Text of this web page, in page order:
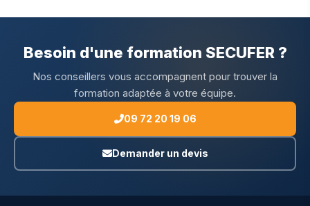
Besoin d'une formation SECUFER ?
Nos conseillers vous accompagnent pour trouver la
formation adaptée à votre équipe.
09 72 20 19 06
Demander un devis